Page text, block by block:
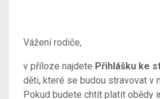
Vážení rodiče,
v příloze najdete Přihlášku ke
děti, které se budou stravovat v
Pokud budete chtít platit obědy